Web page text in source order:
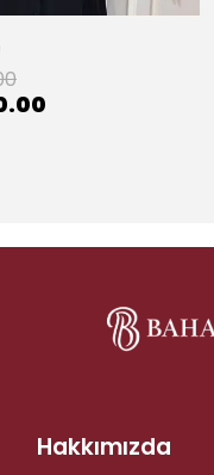
Hakkımızda